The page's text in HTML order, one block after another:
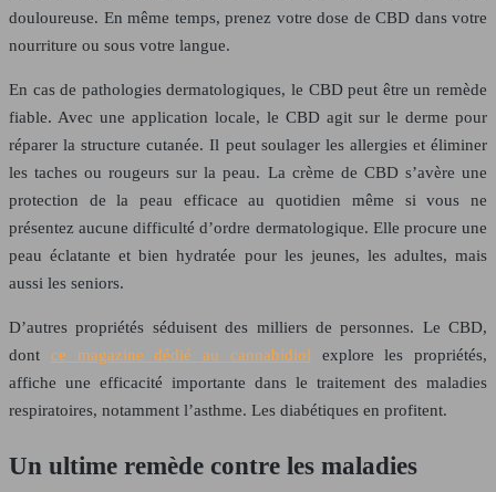
douloureuse. En même temps, prenez votre dose de CBD dans votre
nourriture ou sous votre langue.
En cas de pathologies dermatologiques, le CBD peut être un remède
fiable. Avec une application locale, le CBD agit sur le derme pour
réparer la structure cutanée. Il peut soulager les allergies et éliminer
les taches ou rougeurs sur la peau. La crème de CBD s’avère une
protection de la peau efficace au quotidien même si vous ne
présentez aucune difficulté d’ordre dermatologique. Elle procure une
peau éclatante et bien hydratée pour les jeunes, les adultes, mais
aussi les seniors.
D’autres propriétés séduisent des milliers de personnes. Le CBD,
dont ce magazine dédié au cannabidiol explore les propriétés,
affiche une efficacité importante dans le traitement des maladies
respiratoires, notamment l’asthme. Les diabétiques en profitent.
Un ultime remède contre les maladies